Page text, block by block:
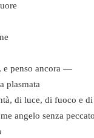
— Ho spesso pensato, e penso ancora,
plasmata
di luce, di fuoco e di
angelo senza peccato